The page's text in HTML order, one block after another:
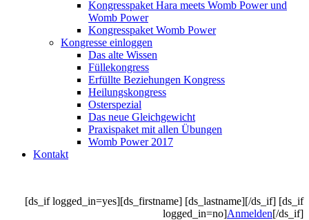
Kongresspaket Hara meets Womb Power und
Womb Power
Kongresspaket Womb Power
Kongresse einloggen
Das alte Wissen
Füllekongress
Erfüllte Beziehungen Kongress
Heilungskongress
Osterspezial
Das neue Gleichgewicht
Praxispaket mit allen Übungen
Womb Power 2017
Kontakt
[ds_if logged_in=yes][ds_firstname] [ds_lastname][/ds_if] [ds_if
logged_in=no]Anmelden[/ds_if]